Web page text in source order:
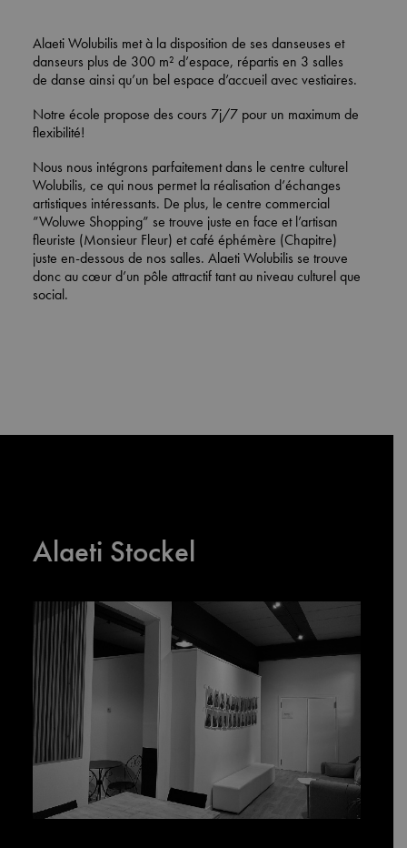
Alaeti Wolubilis met à la disposition de ses danseuses et
danseurs plus de 300 m² d’espace, répartis en 3 salles
de danse ainsi qu’un bel espace d’accueil avec vestiaires.
Notre école propose des cours 7j/7 pour un maximum de
flexibilité!
Nous nous intégrons parfaitement dans le centre culturel
Wolubilis, ce qui nous permet la réalisation d’échanges
artistiques intéressants. De plus, le centre commercial
”Woluwe Shopping” se trouve juste en face et l’artisan
fleuriste (Monsieur Fleur) et café éphémère (Chapitre)
juste en-dessous de nos salles. Alaeti Wolubilis se trouve
donc au cœur d’un pôle attractif tant au niveau culturel que
social.
Alaeti Stockel